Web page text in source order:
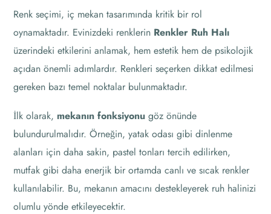
Renk seçimi, iç mekan tasarımında kritik bir rol
oynamaktadır. Evinizdeki renklerin Renkler Ruh Halı
üzerindeki etkilerini anlamak, hem estetik hem de psikolojik
açıdan önemli adımlardır. Renkleri seçerken dikkat edilmesi
gereken bazı temel noktalar bulunmaktadır.
İlk olarak, mekanın fonksiyonu göz önünde
bulundurulmalıdır. Örneğin, yatak odası gibi dinlenme
alanları için daha sakin, pastel tonları tercih edilirken,
mutfak gibi daha enerjik bir ortamda canlı ve sıcak renkler
kullanılabilir. Bu, mekanın amacını destekleyerek ruh halinizi
olumlu yönde etkileyecektir.